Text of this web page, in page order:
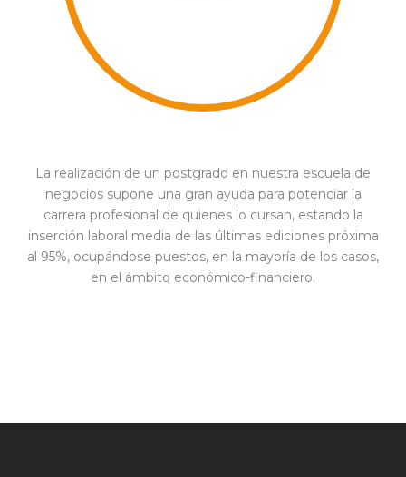
La realización de un postgrado en nuestra escuela de
negocios supone una gran ayuda para potenciar la
carrera profesional de quienes lo cursan, estando la
inserción laboral media de las últimas ediciones próxima
al 95%, ocupándose puestos, en la mayoría de los casos,
en el ámbito económico-financiero.